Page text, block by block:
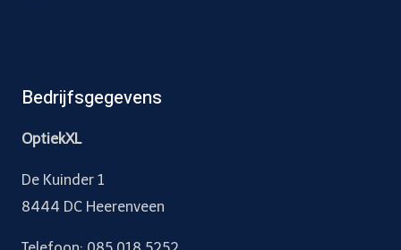
Bedrijfsgegevens
OptiekXL
De Kuinder 1
8444 DC Heerenveen